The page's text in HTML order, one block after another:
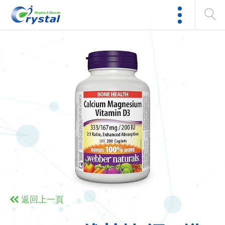
返回上一頁